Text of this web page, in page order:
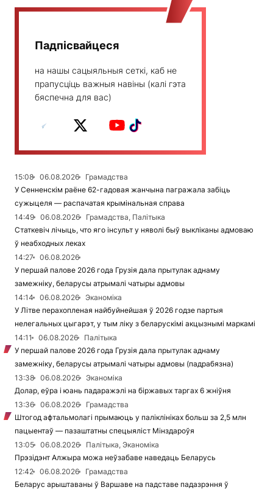
Падпісвайцеся
на нашы сацыяльныя сеткі, каб не
прапусціць важныя навіны (калі гэта
бяспечна для вас)
15:08 06.08.2026
Грамадства
У Сенненскім раёне 62-гадовая жанчына пагражала забіць
сужыцеля — распачатая крымінальная справа
14:49
06.08.2026
Грамадства, Палітыка
Статкевіч лічыць, что яго інсульт у няволі быў выкліканы адмоваю
ў неабходных леках
14:27
06.08.2026
У першай палове 2026 года Грузія дала прытулак аднаму
замежніку, беларусы атрымалі чатыры адмовы
14:14
06.08.2026
Эканоміка
У Літве перахопленая найбуйнейшая ў 2026 годзе партыя
нелегальных цыгарэт, у тым ліку з беларускімі акцызнымі маркамі
14:11
06.08.2026
Палітыка
У першай палове 2026 года Грузія дала прытулак аднаму
замежніку, беларусы атрымалі чатыры адмовы (падрабязна)
13:38
06.08.2026
Эканоміка
Долар, еўра і юань падаражэлі на біржавых таргах 6 жніўня
13:36
06.08.2026
Грамадства
Штогод афтальмолагі прымаюць у паліклініках больш за 2,5 млн
пацыентаў — пазаштатны спецыяліст Мінздароўя
13:05
06.08.2026
Палітыка, Эканоміка
Прэзідэнт Алжыра можа неўзабаве наведаць Беларусь
12:42
06.08.2026
Грамадства
Беларус арыштаваны ў Варшаве на падставе падазрэння ў